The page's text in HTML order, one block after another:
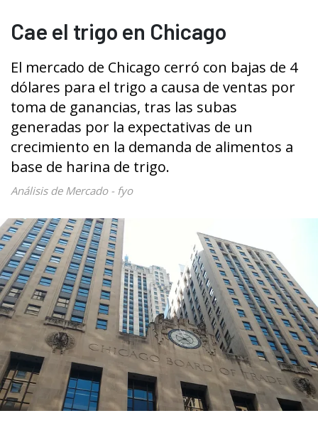
Cae el trigo en Chicago
El mercado de Chicago cerró con bajas de 4
dólares para el trigo a causa de ventas por
toma de ganancias, tras las subas
generadas por la expectativas de un
crecimiento en la demanda de alimentos a
base de harina de trigo.
Análisis de Mercado - fyo